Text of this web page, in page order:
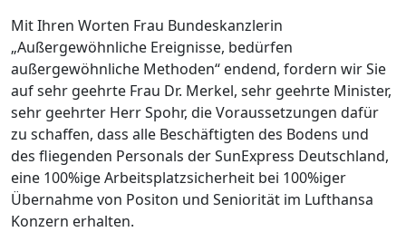
Mit Ihren Worten Frau Bundeskanzlerin
„Außergewöhnliche Ereignisse, bedürfen
außergewöhnliche Methoden“ endend, fordern wir Sie
auf sehr geehrte Frau Dr. Merkel, sehr geehrte Minister,
sehr geehrter Herr Spohr, die Voraussetzungen dafür
zu schaffen, dass alle Beschäftigten des Bodens und
des fliegenden Personals der SunExpress Deutschland,
eine 100%ige Arbeitsplatzsicherheit bei 100%iger
Übernahme von Positon und Seniorität im Lufthansa
Konzern erhalten.